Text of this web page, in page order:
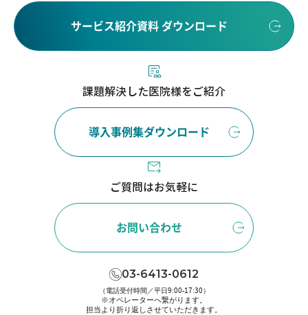
サービス紹介資料 ダウンロード
課題解決した医院様をご紹介
導入事例集ダウンロード
ご質問はお気軽に
お問い合わせ
03-6413-0612
（電話受付時間／平日9:00-17:30）
※オペレーターへ繋がります。
担当より折り返しさせていただきます。